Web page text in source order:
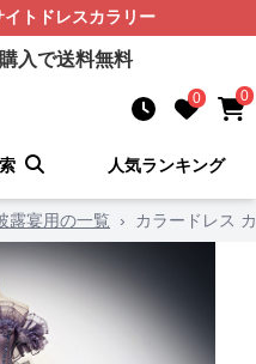
ト ドレスカラリー
入で送料無料
0 0
人気ランキング
露宴用の一覧 › カラードレス